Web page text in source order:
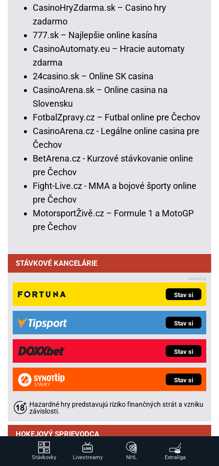
CasinoHryZdarma.sk – Casino hry
zadarmo
777.sk – Najlepšie online kasína
CasinoAutomaty.eu – Hracie automaty
zdarma
24casino.sk – Online SK casina
CasinoArena.sk – Online casina na
Slovensku
FotbalZpravy.cz – Futbal online pre Čechov
CasinoArena.cz - Legálne online casina pre
Čechov
BetArena.cz - Kurzové stávkovanie online
pre Čechov
Fight-Live.cz - MMA a bojové športy online
pre Čechov
MotorsportŽivě.cz – Formule 1 a MotoGP
pre Čechov
STÁVKOVÉ KANCELÁRIE
Stav si
Stav si
Stav si
Stav si
Hazardné hry predstavujú riziko finančných strát a vzniku
závislosti.
HOKEJOVÝ SPRIEVODCA
Hlinka Gretzky Cup
Stávkovky Livestreamy NHL Extraliga